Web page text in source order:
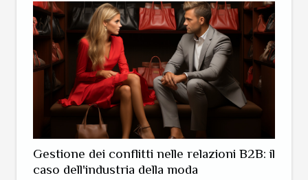
Gestione dei conflitti nelle relazioni B2B: il
caso dell'industria della moda